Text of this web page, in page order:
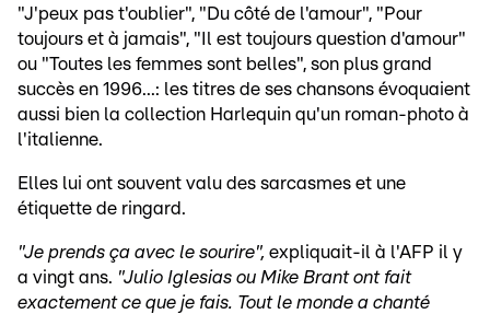
"J'peux pas t'oublier", "Du côté de l'amour", "Pour
toujours et à jamais", "Il est toujours question d'amour"
ou "Toutes les femmes sont belles", son plus grand
succès en 1996...: les titres de ses chansons évoquaient
aussi bien la collection Harlequin qu'un roman-photo à
l'italienne.
Elles lui ont souvent valu des sarcasmes et une
étiquette de ringard.
"Je prends ça avec le sourire", expliquait-il à l'AFP il y
a vingt ans. "Julio Iglesias ou Mike Brant ont fait
exactement ce que je fais. Tout le monde a chanté